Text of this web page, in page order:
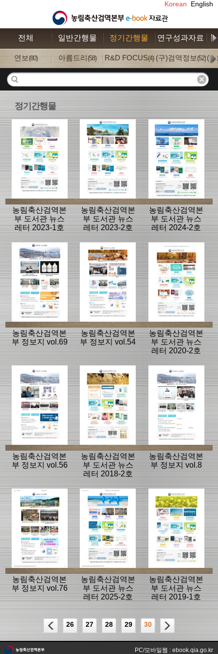
Korean English
전체 일반간행물 정기간행물 연구성과자료
연보(80) 아름드리(58) R&D FOCUS(4) (구)검역정보 (52) (
정기간행물
농림축산검역본
부 도서관 뉴스
레터 2023-1호
농림축산검역본
부 도서관 뉴스
레터 2023-2호
농림축산검역본
부 도서관 뉴스
레터 2024-2호
농림축산검역본
부 정보지 vol.69
농림축산검역본
부 정보지 vol.54
농림축산검역본
부 도서관 뉴스
레터 2020-2호
농림축산검역본
부 정보지 vol.56
농림축산검역본
부 도서관 뉴스
레터 2018-2호
농림축산검역본
부 정보지 vol.8
농림축산검역본
부 정보지 vol.76
농림축산검역본
부 도서관 뉴스
레터 2025-2호
농림축산검역본
부 도서관 뉴스
레터 2019-1호
26 27 28 29 30
PC/모바일웹 : ebook.qia.go.kr